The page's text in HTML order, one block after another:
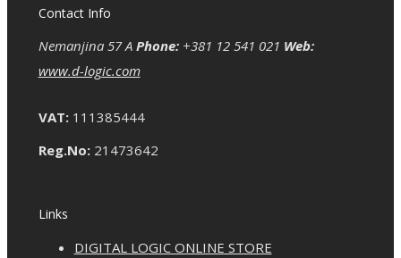
Contact Info
Nemanjina 57 A Phone:+381 12 541 021 Web:
www.d-logic.com
VAT:111385444
Reg.No:21473642
Links
DIGITAL LOGIC ONLINE STORE